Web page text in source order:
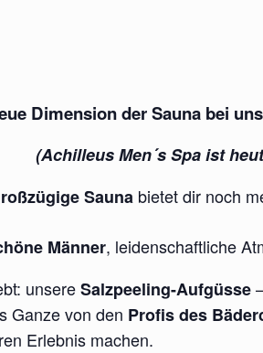
Dimension der Sauna bei
(Achilleus Men´s Spa ist
Sauna bietet dir noch
Männer, leidenschaftliche
unsereSalzpeeling-Aufgüsse
Ganze von den Profis des
Erlebnis machen.